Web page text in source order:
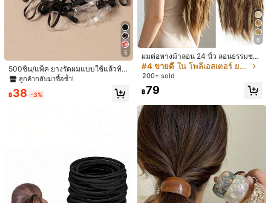
ะดับศีรษะ Y2K
หลากสี (4 ชิ้น) หลากสี (2 ชิ้น)
Free Shipping
ประมาณวันจัดส่ง:
สินค้าในหมวดหมู่นี้ไม่สามารถส่งคืนหรือแลกเปลี่ยนได้
(6) ดูเพิ่มเติม
แนะนำอย่างมาก (1) รัก(1) คุณภาพดี(1) พังง่าย(1)
5
500ชิ้น/แพ็ค ยางรัดผมแบบใช้แล้วทิ้ง
สำหรับผู้หญิง ยืดหยุ่นสูง หนาและกว้าง
สีดำและสีสัน ยางรัดผมแบบใช้แล้วทิ้งไ
ม่ทำลายผมสำหรับผู้ใหญ่ อุปกรณ์เสริม
ลูกค้ากลับมาซื้อซ้ำ!
฿38 -3%
6
ผมต่อหางม้าลอน 24 นิ้ว ลอนธรรมชา
ติ พร้อมยางยืด เหมาะสำหรับสวมใส่ปร
ะจำวันของผู้หญิง
#4 ขายดี ใน โพลีเอสเตอร์ ยางรัดผม
200+ sold
฿79